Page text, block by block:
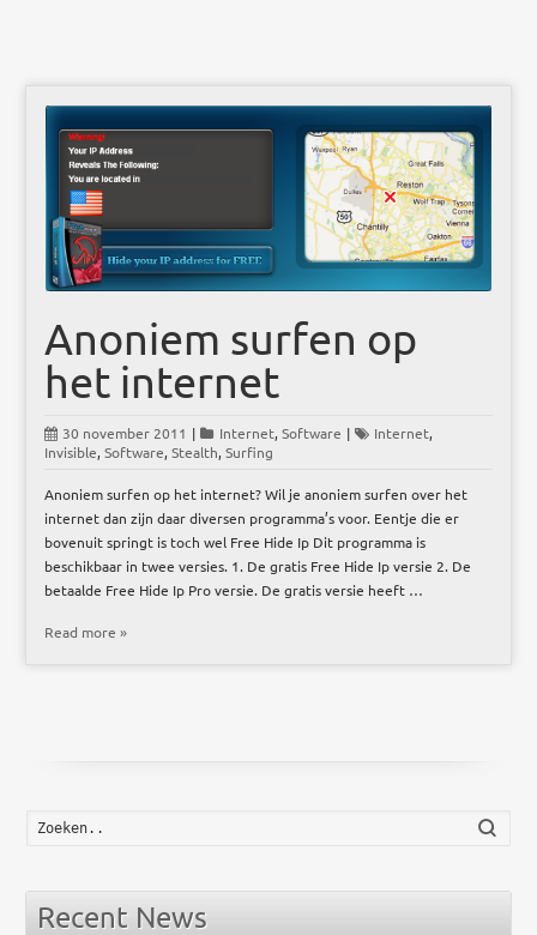
Anoniem surfen op
het internet
30 november 2011 | Internet,Software | Internet,
Invisible,Software,Stealth,Surfing
Anoniem surfen op het internet? Wil je anoniem surfen over het
internet dan zijn daar diversen programma’s voor. Eentje die er
bovenuit springt is toch wel Free Hide Ip Dit programma is
beschikbaar in twee versies. 1. De gratis Free Hide Ip versie 2. De
betaalde Free Hide Ip Pro versie. De gratis versie heeft …
Read more »
Recent News